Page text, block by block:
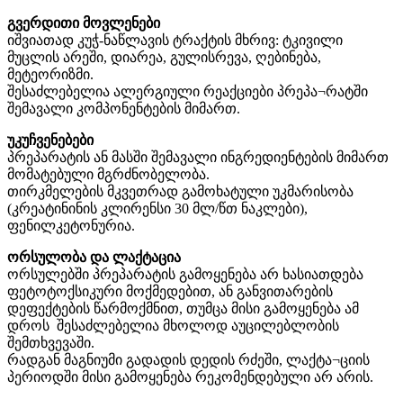
გვერდითი მოვლენები
იშვიათად კუჭ-ნაწლავის ტრაქტის მხრივ: ტკივილი
მუცლის არეში, დიარეა, გულისრევა, ღებინება,
მეტეორიზმი.
შესაძლებელია ალერგიული რეაქციები პრეპა¬რატში
შემავალი კომპონენტების მიმართ.
უკუჩვენებები
პრეპარატის ან მასში შემავალი ინგრედიენტების მიმართ
მომატებული მგრძნობელობა.
თირკმელების მკვეთრად გამოხატული უკმარისობა
(კრეატინინის კლირენსი 30 მლ/წთ ნაკლები),
ფენილკეტონურია.
ორსულობა და ლაქტაცია
ორსულებში პრეპარატის გამოყენება არ ხასიათდება
ფეტოტოქსიკური მოქმედებით, ან განვითარების
დეფექტების წარმოქმნით, თუმცა მისი გამოყენება ამ
დროს შესაძლებელია მხოლოდ აუცილებლობის
შემთხვევაში.
რადგან მაგნიუმი გადადის დედის რძეში, ლაქტა¬ციის
პერიოდში მისი გამოყენება რეკომენდებული არ არის.